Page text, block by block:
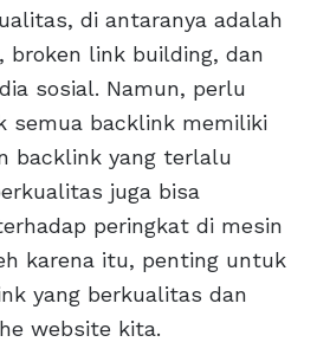
di antaranya adalah
broken link building, dan
sosial. Namun, perlu
semua backlink memiliki
backlink yang terlalu
juga bisa
peringkat di mesin
karena itu, penting untuk
yang berkualitas dan
website kita.